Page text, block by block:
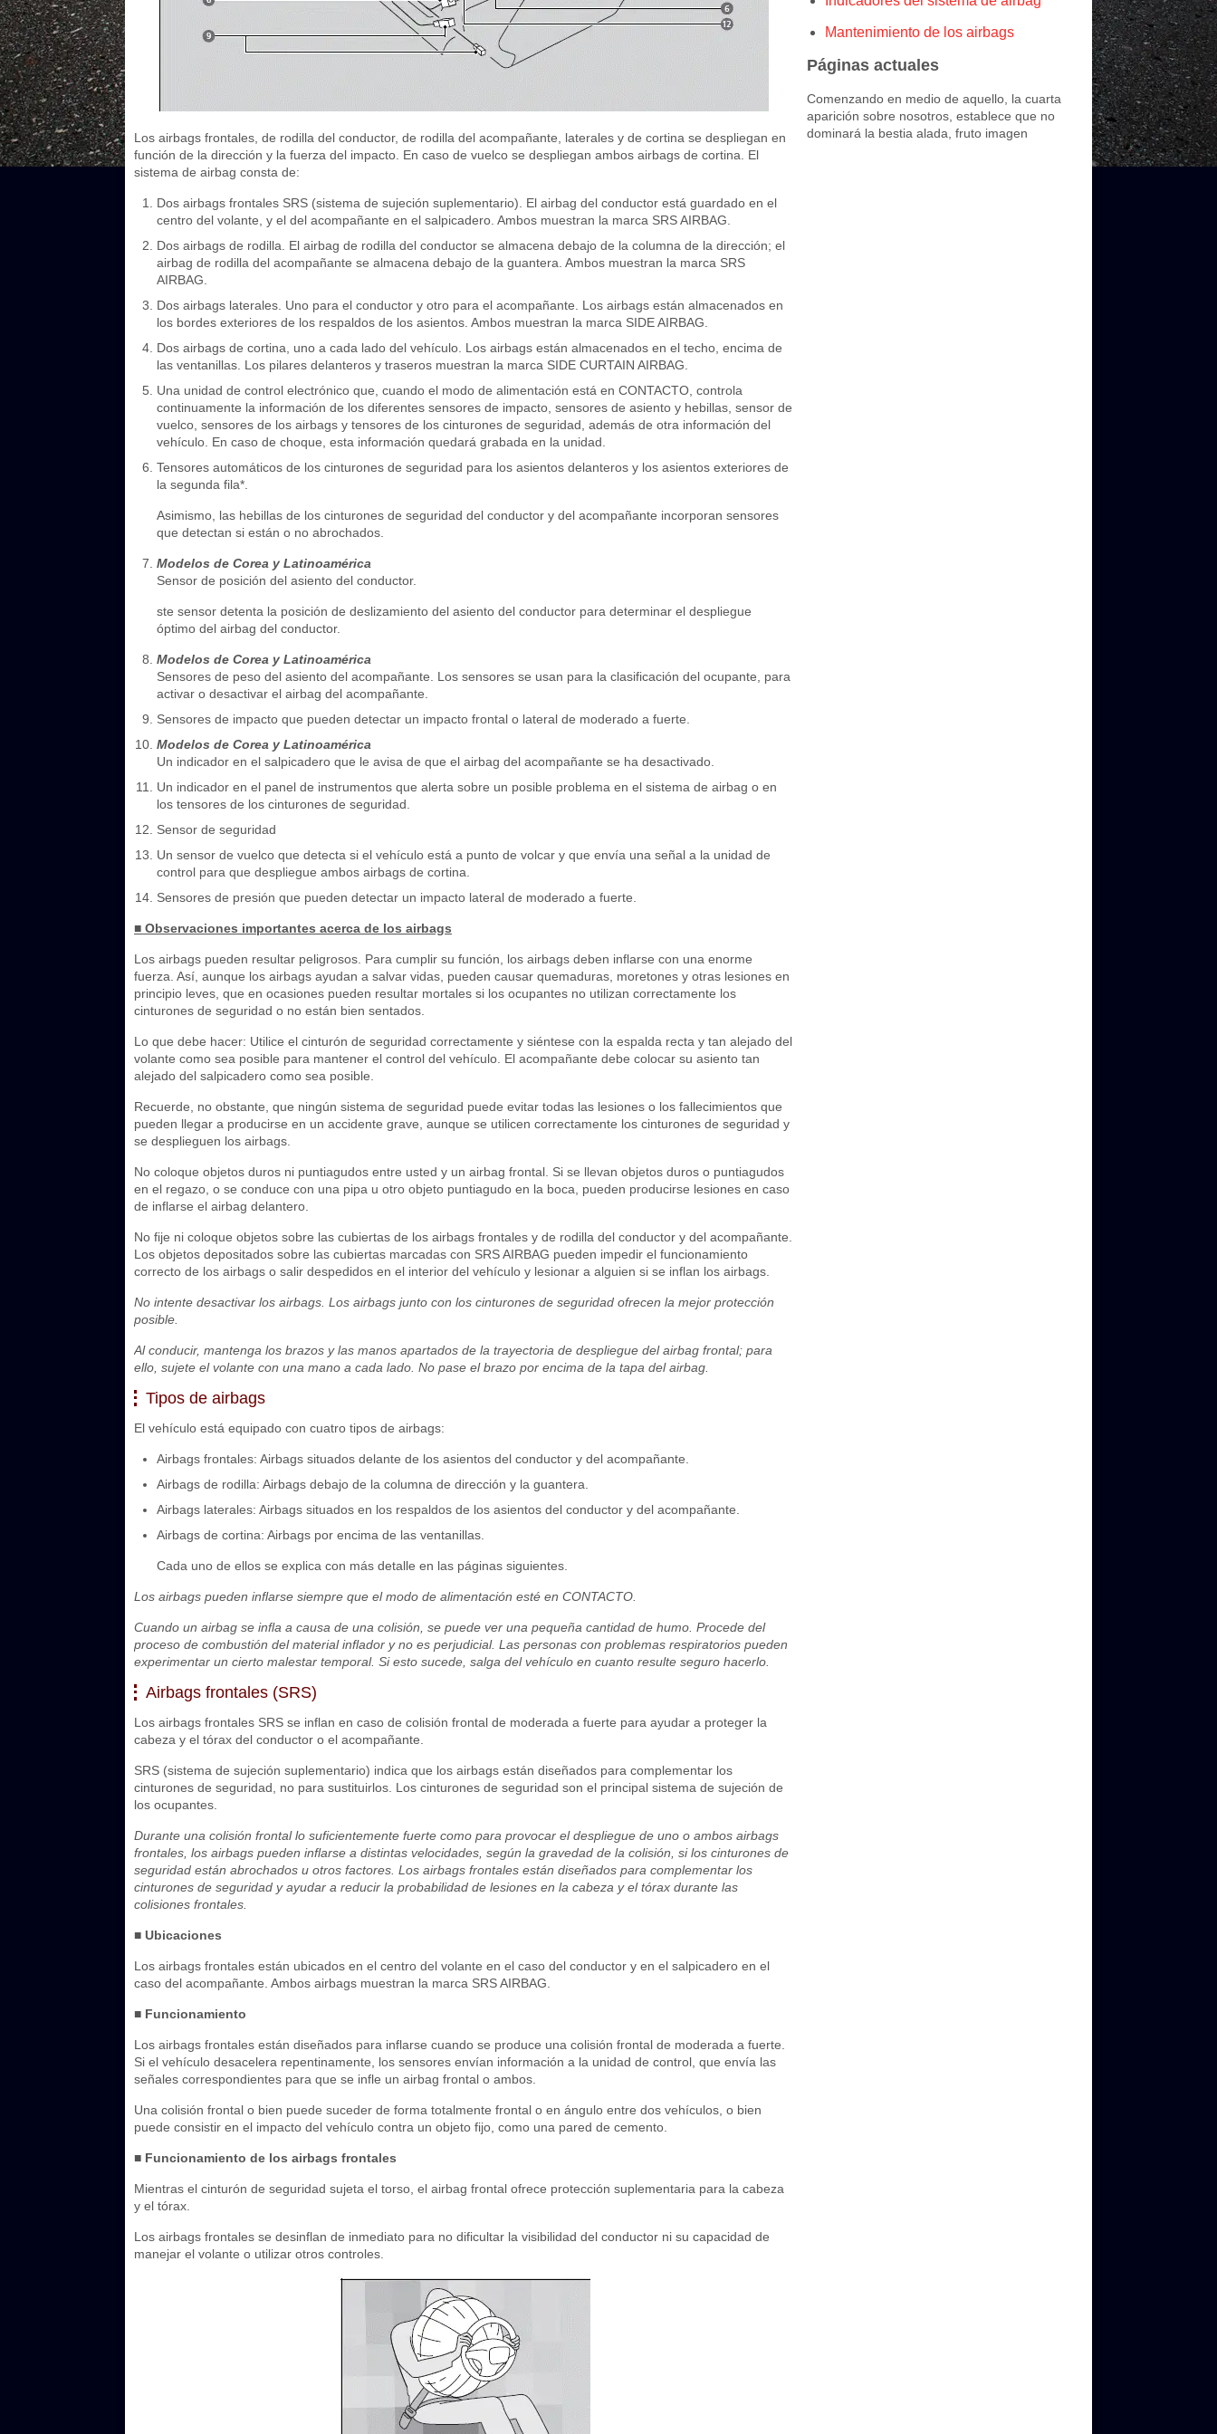
Los airbags frontales, de rodilla del conductor, de rodilla del acompañante, laterales y de cortina se despliegan en
función de la dirección y la fuerza del impacto. En caso de vuelco se despliegan ambos airbags de cortina. El
sistema de airbag consta de:
Dos airbags frontales SRS (sistema de sujeción suplementario). El airbag del conductor está guardado en el
centro del volante, y el del acompañante en el salpicadero. Ambos muestran la marca SRS AIRBAG.
Dos airbags de rodilla. El airbag de rodilla del conductor se almacena debajo de la columna de la dirección; el
airbag de rodilla del acompañante se almacena debajo de la guantera. Ambos muestran la marca SRS
AIRBAG.
Dos airbags laterales. Uno para el conductor y otro para el acompañante. Los airbags están almacenados en
los bordes exteriores de los respaldos de los asientos. Ambos muestran la marca SIDE AIRBAG.
Dos airbags de cortina, uno a cada lado del vehículo. Los airbags están almacenados en el techo, encima de
las ventanillas. Los pilares delanteros y traseros muestran la marca SIDE CURTAIN AIRBAG.
Una unidad de control electrónico que, cuando el modo de alimentación está en CONTACTO, controla
continuamente la información de los diferentes sensores de impacto, sensores de asiento y hebillas, sensor de
vuelco, sensores de los airbags y tensores de los cinturones de seguridad, además de otra información del
vehículo. En caso de choque, esta información quedará grabada en la unidad.
Tensores automáticos de los cinturones de seguridad para los asientos delanteros y los asientos exteriores de
la segunda fila*.
Asimismo, las hebillas de los cinturones de seguridad del conductor y del acompañante incorporan sensores
que detectan si están o no abrochados.
Modelos de Corea y Latinoamérica
Sensor de posición del asiento del conductor.
ste sensor detenta la posición de deslizamiento del asiento del conductor para determinar el despliegue
óptimo del airbag del conductor.
Modelos de Corea y Latinoamérica
Sensores de peso del asiento del acompañante. Los sensores se usan para la clasificación del ocupante, para
activar o desactivar el airbag del acompañante.
Sensores de impacto que pueden detectar un impacto frontal o lateral de moderado a fuerte.
Modelos de Corea y Latinoamérica
Un indicador en el salpicadero que le avisa de que el airbag del acompañante se ha desactivado.
Un indicador en el panel de instrumentos que alerta sobre un posible problema en el sistema de airbag o en
los tensores de los cinturones de seguridad.
Sensor de seguridad
Un sensor de vuelco que detecta si el vehículo está a punto de volcar y que envía una señal a la unidad de
control para que despliegue ambos airbags de cortina.
Sensores de presión que pueden detectar un impacto lateral de moderado a fuerte.
■ Observaciones importantes acerca de los airbags
Los airbags pueden resultar peligrosos. Para cumplir su función, los airbags deben inflarse con una enorme
fuerza. Así, aunque los airbags ayudan a salvar vidas, pueden causar quemaduras, moretones y otras lesiones en
principio leves, que en ocasiones pueden resultar mortales si los ocupantes no utilizan correctamente los
cinturones de seguridad o no están bien sentados.
Lo que debe hacer: Utilice el cinturón de seguridad correctamente y siéntese con la espalda recta y tan alejado del
volante como sea posible para mantener el control del vehículo. El acompañante debe colocar su asiento tan
alejado del salpicadero como sea posible.
Recuerde, no obstante, que ningún sistema de seguridad puede evitar todas las lesiones o los fallecimientos que
pueden llegar a producirse en un accidente grave, aunque se utilicen correctamente los cinturones de seguridad y
se desplieguen los airbags.
No coloque objetos duros ni puntiagudos entre usted y un airbag frontal. Si se llevan objetos duros o puntiagudos
en el regazo, o se conduce con una pipa u otro objeto puntiagudo en la boca, pueden producirse lesiones en caso
de inflarse el airbag delantero.
No fije ni coloque objetos sobre las cubiertas de los airbags frontales y de rodilla del conductor y del acompañante.
Los objetos depositados sobre las cubiertas marcadas con SRS AIRBAG pueden impedir el funcionamiento
correcto de los airbags o salir despedidos en el interior del vehículo y lesionar a alguien si se inflan los airbags.
No intente desactivar los airbags. Los airbags junto con los cinturones de seguridad ofrecen la mejor protección
posible.
Al conducir, mantenga los brazos y las manos apartados de la trayectoria de despliegue del airbag frontal; para
ello, sujete el volante con una mano a cada lado. No pase el brazo por encima de la tapa del airbag.
Tipos de airbags
El vehículo está equipado con cuatro tipos de airbags:
Airbags frontales: Airbags situados delante de los asientos del conductor y del acompañante.
Airbags de rodilla: Airbags debajo de la columna de dirección y la guantera.
Airbags laterales: Airbags situados en los respaldos de los asientos del conductor y del acompañante.
Airbags de cortina: Airbags por encima de las ventanillas.
Cada uno de ellos se explica con más detalle en las páginas siguientes.
Los airbags pueden inflarse siempre que el modo de alimentación esté en CONTACTO.
Cuando un airbag se infla a causa de una colisión, se puede ver una pequeña cantidad de humo. Procede del
proceso de combustión del material inflador y no es perjudicial. Las personas con problemas respiratorios pueden
experimentar un cierto malestar temporal. Si esto sucede, salga del vehículo en cuanto resulte seguro hacerlo.
Airbags frontales (SRS)
Los airbags frontales SRS se inflan en caso de colisión frontal de moderada a fuerte para ayudar a proteger la
cabeza y el tórax del conductor o el acompañante.
SRS (sistema de sujeción suplementario) indica que los airbags están diseñados para complementar los
cinturones de seguridad, no para sustituirlos. Los cinturones de seguridad son el principal sistema de sujeción de
los ocupantes.
Durante una colisión frontal lo suficientemente fuerte como para provocar el despliegue de uno o ambos airbags
frontales, los airbags pueden inflarse a distintas velocidades, según la gravedad de la colisión, si los cinturones de
seguridad están abrochados u otros factores. Los airbags frontales están diseñados para complementar los
cinturones de seguridad y ayudar a reducir la probabilidad de lesiones en la cabeza y el tórax durante las
colisiones frontales.
■ Ubicaciones
Los airbags frontales están ubicados en el centro del volante en el caso del conductor y en el salpicadero en el
caso del acompañante. Ambos airbags muestran la marca SRS AIRBAG.
■ Funcionamiento
Los airbags frontales están diseñados para inflarse cuando se produce una colisión frontal de moderada a fuerte.
Si el vehículo desacelera repentinamente, los sensores envían información a la unidad de control, que envía las
señales correspondientes para que se infle un airbag frontal o ambos.
Una colisión frontal o bien puede suceder de forma totalmente frontal o en ángulo entre dos vehículos, o bien
puede consistir en el impacto del vehículo contra un objeto fijo, como una pared de cemento.
■ Funcionamiento de los airbags frontales
Mientras el cinturón de seguridad sujeta el torso, el airbag frontal ofrece protección suplementaria para la cabeza
y el tórax.
Los airbags frontales se desinflan de inmediato para no dificultar la visibilidad del conductor ni su capacidad de
manejar el volante o utilizar otros controles.
Mantenimiento de los airbags
Páginas actuales
Comenzando en medio de aquello, la cuarta
aparición sobre nosotros, establece que no
dominará la bestia alada, fruto imagen